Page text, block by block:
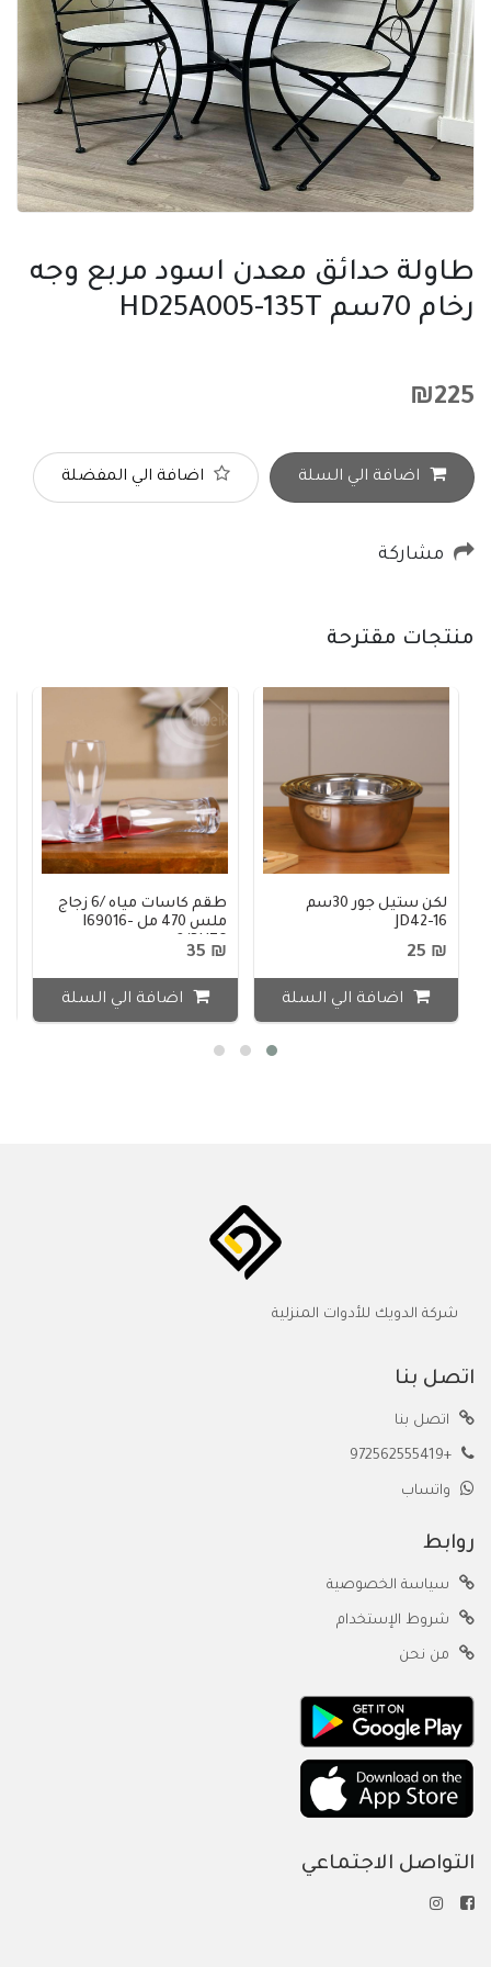
طاولة حدائق معدن اسود مربع وجه
رخام 70سم HD25A005-135T
₪225
اضافة الي السلة اضافة الي المفضلة
مشاركة
منتجات مقترحة
لكن ستيل جور 30سم
JD42-16
₪ 25
اضافة الي السلة
طقم كاسات مياه /6 زجاج
ملس 470 مل I69016-
2/BHZ6
₪ 35
اضافة الي السلة
شركة الدويك للأدوات المنزلية
اتصل بنا
اتصل بنا
+972562555419
واتساب
روابط
سياسة الخصوصية
شروط الإستخدام
من نحن
التواصل الاجتماعي